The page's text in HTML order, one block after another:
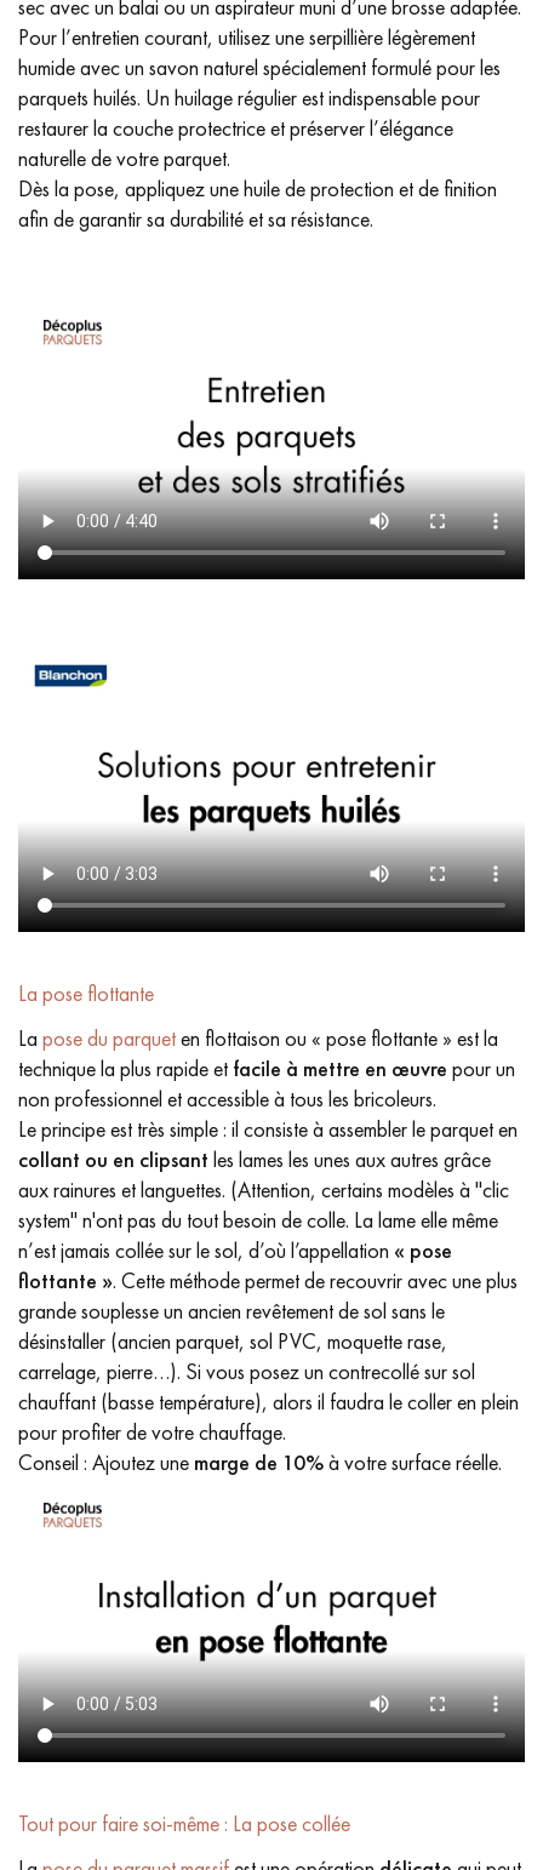
sec avec un balai ou un aspirateur muni d’une brosse adaptée.
Pour l’entretien courant, utilisez une serpillière légèrement
humide avec un savon naturel spécialement formulé pour les
parquets huilés. Un huilage régulier est indispensable pour
restaurer la couche protectrice et préserver l’élégance
naturelle de votre parquet.
Dès la pose, appliquez une huile de protection et de finition
afin de garantir sa durabilité et sa résistance.
La pose flottante
La pose du parqueten flottaison ou « pose flottante » est la
technique la plus rapide et facile à mettre en œuvre pour un
non professionnel et accessible à tous les bricoleurs.
Le principe est très simple : il consiste à assembler le parquet en
collant ou en clipsant les lames les unes aux autres grâce
aux rainures et languettes. (Attention, certains modèles à "clic
system" n'ont pas du tout besoin de colle. La lame elle même
n’est jamais collée sur le sol, d’où l’appellation « pose
flottante ». Cette méthode permet de recouvrir avec une plus
grande souplesse un ancien revêtement de sol sans le
désinstaller (ancien parquet, sol PVC, moquette rase,
carrelage, pierre…). Si vous posez un contrecollé sur sol
chauffant (basse température), alors il faudra le coller en plein
pour profiter de votre chauffage.
Conseil : Ajoutez une marge de 10%à votre surface réelle.
Tout pour faire soi-même : La pose collée